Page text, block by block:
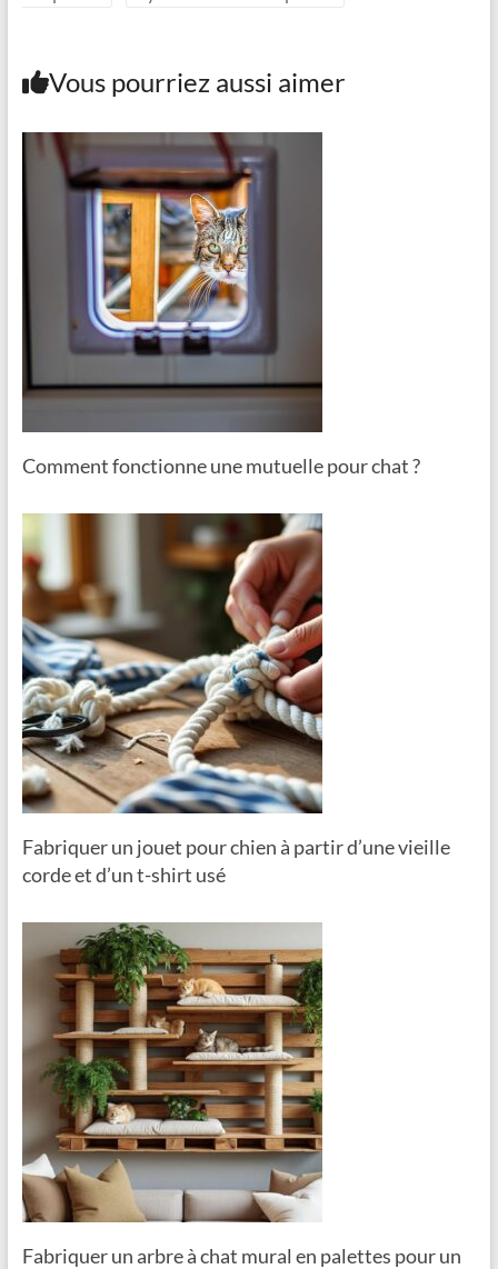
Vous pourriez aussi aimer
Comment fonctionne une mutuelle pour chat ?
Fabriquer un jouet pour chien à partir d’une vieille
corde et d’un t-shirt usé
Fabriquer un arbre à chat mural en palettes pour un